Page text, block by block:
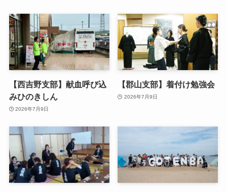
【西吉野支部】献血呼び込
みひのきしん
2026年7月9日
【郡山支部】着付け勉強会
2026年7月9日